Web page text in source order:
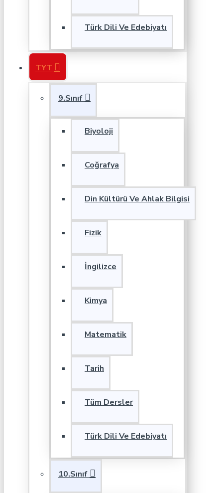
Türk Dili Ve Edebiyatı
TYT
9.Sınıf
Biyoloji
Coğrafya
Din Kültürü Ve Ahlak Bilgisi
Fizik
İngilizce
Kimya
Matematik
Tarih
Tüm Dersler
Türk Dili Ve Edebiyatı
10.Sınıf